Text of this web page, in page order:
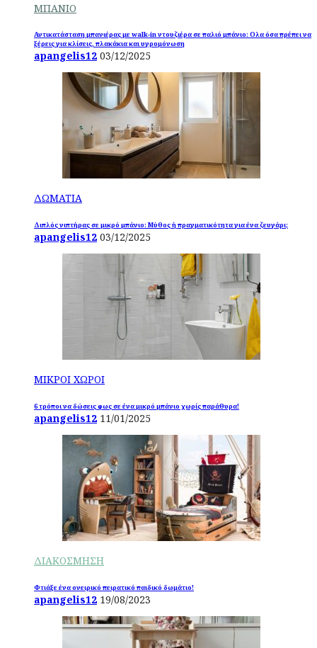
ΜΠΑΝΙΟ
Αντικατάσταση μπανιέρας με walk-in ντουζιέρα σε παλιό μπάνιο: Ολα όσα πρέπει να
ξέρεις για κλίσεις, πλακάκια και υγρομόνωση
apangelis12 03/12/2025
ΔΩΜΑΤΙΑ
Διπλός νιπτήρας σε μικρό μπάνιο: Μύθος ή πραγματικότητα για ένα ζευγάρι;
apangelis12 03/12/2025
ΜΙΚΡΟΙ ΧΩΡΟΙ
6 τρόποι να δώσεις φως σε ένα μικρό μπάνιο χωρίς παράθυρα!
apangelis12 11/01/2025
ΔΙΑΚΟΣΜΗΣΗ
Φτιάξε ένα ονειρικό πειρατικό παιδικό δωμάτιο!
apangelis12 19/08/2023